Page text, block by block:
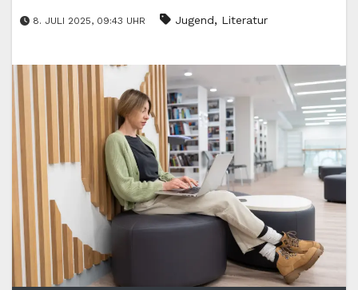
8. JULI 2025, 09:43 UHR Jugend, Literatur